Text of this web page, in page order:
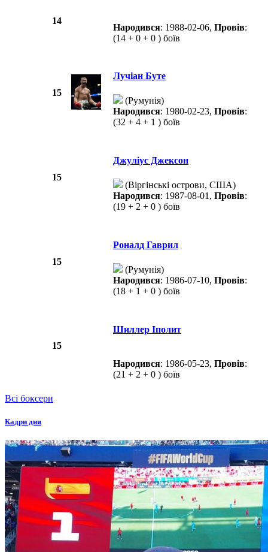
14
Народився: 1988-02-06, Провів:
(14 + 0 + 0 ) боїв
15
Лучіан Буте
(Румунія)
Народився: 1980-02-23, Провів:
(32 + 4 + 1 ) боїв
15
Джуліус Джексон
(Віргінські острови, США)
Народився: 1987-08-01, Провів:
(19 + 2 + 0 ) боїв
15
Роналд Гаврил
(Румунія)
Народився: 1986-07-10, Провів:
(18 + 1 + 0 ) боїв
15
Шиллер Іполит
Народився: 1986-05-23, Провів:
(21 + 2 + 0 ) боїв
Всі боксери
Кадри дня